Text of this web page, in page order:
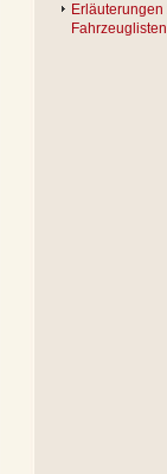
Erläuterungen
Fahrzeuglisten